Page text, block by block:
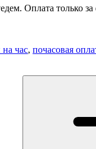
Оплата только
на час, почасовая